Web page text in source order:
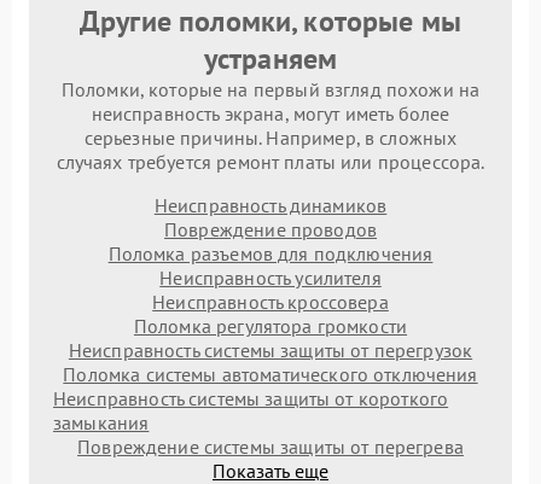
Другие поломки, которые мы
устраняем
Поломки, которые на первый взгляд похожи на
неисправность экрана, могут иметь более
серьезные причины. Например, в сложных
случаях требуется ремонт платы или процессора.
Неисправность динамиков
Повреждение проводов
Поломка разъемов для подключения
Неисправность усилителя
Неисправность кроссовера
Поломка регулятора громкости
Неисправность системы защиты от перегрузок
Поломка системы автоматического отключения
Неисправность системы защиты от короткого
замыкания
Повреждение системы защиты от перегрева
Показать еще